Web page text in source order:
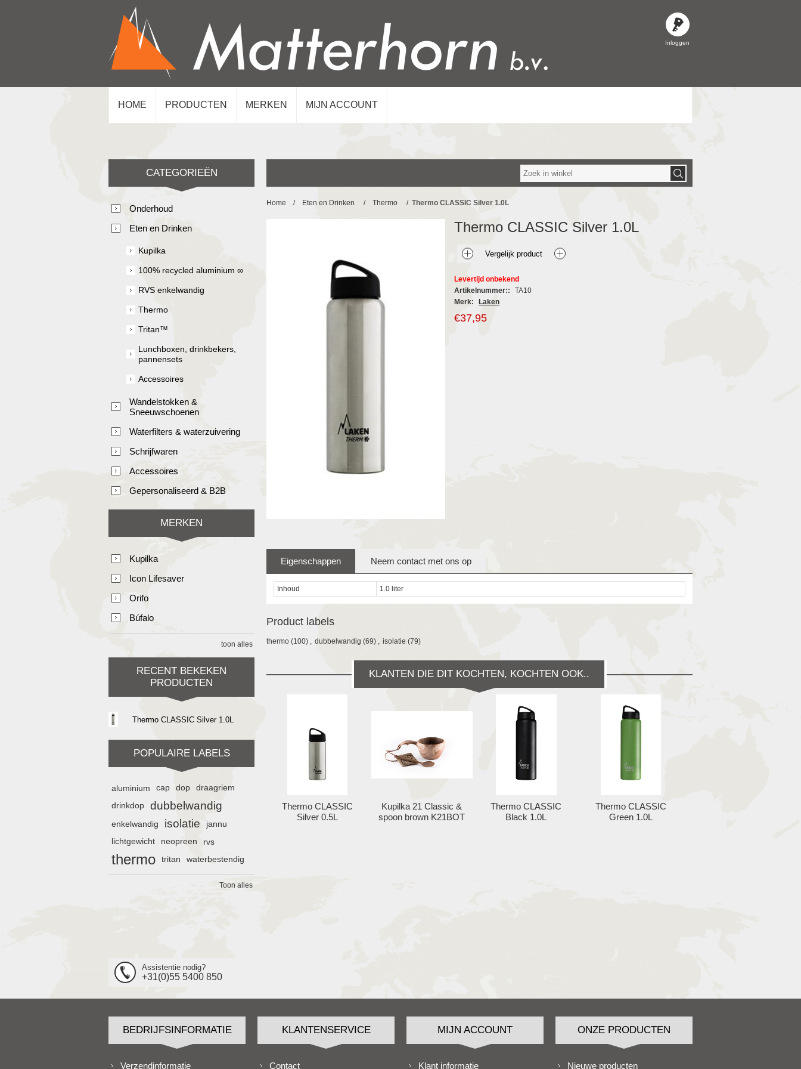
Inloggen
HOME PRODUCTEN MERKEN MIJN ACCOUNT
Home / Eten en Drinken / Thermo / Thermo CLASSIC Silver 1.0L
Thermo CLASSIC Silver 1.0L
Levertijd onbekend
Artikelnummer::
TA10
Merk:
Laken
€37,95
Eigenschappen Neem contact met ons op
Inhoud 1.0 liter
Product labels
thermo (100) dubbelwandig (69) isolatie (79)
KLANTEN DIE DIT KOCHTEN, KOCHTEN OOK..
Thermo CLASSIC
Silver 0.5L
Kupilka 21 Classic &
spoon brown K21BOT
Thermo CLASSIC
Black 1.0L
Thermo CLASSIC
Green 1.0L
CATEGORIEËN
Onderhoud
Eten en Drinken
Kupilka
100% recycled aluminium ∞
RVS enkelwandig
Thermo
Tritan™
Lunchboxen, drinkbekers,
pannensets
Accessoires
Wandelstokken &
Sneeuwschoenen
Waterfilters & waterzuivering
Schrijfwaren
Accessoires
Gepersonaliseerd & B2B
MERKEN
Kupilka
Icon Lifesaver
Orifo
Búfalo
toon alles
RECENT BEKEKEN
PRODUCTEN
Thermo CLASSIC Silver 1.0L
POPULAIRE LABELS
aluminium cap dop
draagriem
drinkdop
dubbelwandig
enkelwandig isolatie jannu
lichtgewicht neopreen rvs
thermo tritan waterbestendig
Toon alles
Assistentie nodig?
+31(0)55 5400 850
BEDRIJFSINFORMATIE
Verzendinformatie
KLANTENSERVICE
Contact
MIJN ACCOUNT
Klant informatie
ONZE PRODUCTEN
Nieuwe producten